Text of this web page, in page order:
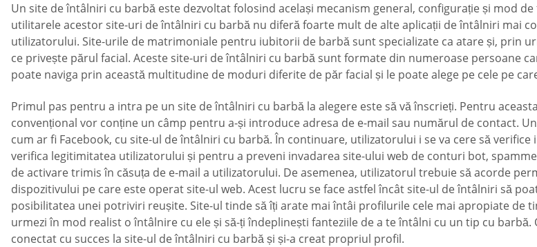
Un site de întâlniri cu barbă este dezvoltat folosind același mecanism general, configurație și mod
utilitarele acestor site-uri de întâlniri cu barbă nu diferă foarte mult de alte aplicații de întâlniri mai
utilizatorului. Site-urile de matrimoniale pentru iubitorii de barbă sunt specializate ca atare și, prin
ce privește părul facial. Aceste site-uri de întâlniri cu barbă sunt formate din numeroase persoane
poate naviga prin această multitudine de moduri diferite de păr facial și le poate alege pe cele pe
Primul pas pentru a intra pe un site de întâlniri cu barbă la alegere este să vă înscrieți. Pentru
convențional vor conține un câmp pentru a-și introduce adresa de e-mail sau numărul de contact.
cum ar fi Facebook, cu site-ul de întâlniri cu barbă. În continuare, utilizatorului i se va cere să
verifica legitimitatea utilizatorului și pentru a preveni invadarea site-ului web de conturi bot,
de activare trimis în căsuța de e-mail a utilizatorului. De asemenea, utilizatorul trebuie să acorde
dispozitivului pe care este operat site-ul web. Acest lucru se face astfel încât site-ul de întâlniri să
posibilitatea unei potriviri reușite. Site-ul tinde să îți arate mai întâi profilurile cele mai apropiate de
urmezi în mod realist o întâlnire cu ele și să-ți îndeplinești fanteziile de a te întâlni cu un tip cu
conectat cu succes la site-ul de întâlniri cu barbă și și-a creat propriul profil.